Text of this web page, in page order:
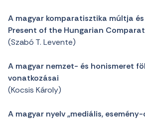
A magyar komparatisztika múltja
Present of the Hungarian
(Szabó T. Levente)
A magyar nemzet- és honismeret
vonatkozásai
(Kocsis Károly)
A magyar nyelv „mediális,